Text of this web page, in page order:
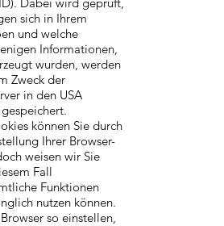
Dabei wird geprüft,
sich in Ihrem
und welche
Informationen,
wurden, werden
Zweck der
in den USA
können Sie durch
Ihrer Browser-
weisen wir Sie
Fall
Funktionen
nutzen können.
so einstellen,